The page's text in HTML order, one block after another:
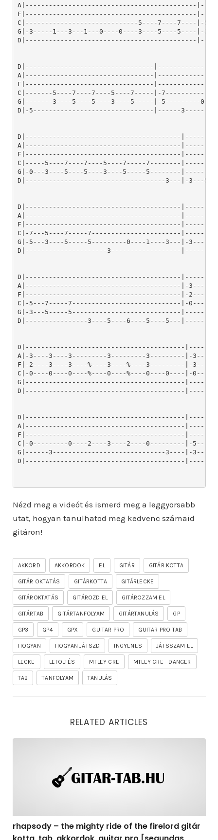
Nézd meg a videót és ismerd meg a leggyorsabb
utat, hogyan tanulhatod meg kedvenc számaid
gitáron!
AKKORD AKKORDOK EL GITÁR GITÁR KOTTA
GITÁR OKTATÁS GITÁRKOTTA GITÁRLECKE
GITÁROKTATÁS GITÁROZD EL GITÁROZZAM EL
GITÁRTAB GITÁRTANFOLYAM GITÁRTANULÁS GP
GP3 GP4 GPX GUITAR PRO GUITAR PRO TAB
HOGYAN HOGYAN JÁTSZD INGYENES JÁTSSZAM EL
LECKE LETÖLTÉS MTLEY CRE MTLEY CRE - DANGER
TAB TANFOLYAM TANULÁS
RELATED ARTICLES
rhapsody – the mighty ride of the firelord gitár